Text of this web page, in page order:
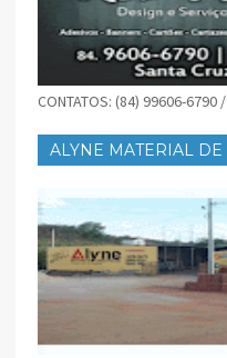
CONTATOS: (84) 99606-6790
ALYNE MATERIAL DE